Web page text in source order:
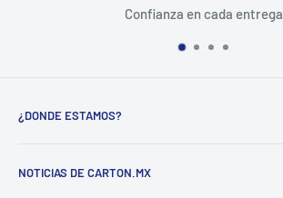
Confianza en cada entrega
¿DONDE ESTAMOS?
NOTICIAS DE CARTON.MX